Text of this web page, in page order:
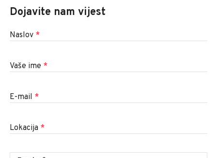
Dojavite nam vijest
Naslov *
Vaše ime *
E-mail *
Lokacija *